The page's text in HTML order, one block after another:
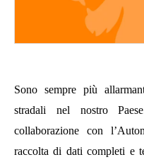
Sono sempre più
stradali nel nostro
collaborazione con
raccolta di dati completi e